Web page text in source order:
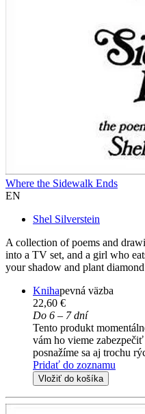
Where the Sidewalk Ends
EN
Shel Silverstein
A collection of poems and
into a TV set, and a girl who
your shadow and plant
Knihapevná väzba
22,60 €
Do 6 – 7 dní
Tento produkt
vám ho vieme
posnažíme sa aj trochu
Pridať do zoznamu
Vložiť do košíka